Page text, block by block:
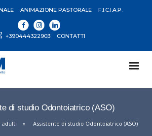
ANIMAZIONE PASTORALE F.I.C.I.A.P.
+390444322903 CONTATTI
di studio Odontoiatrico (ASO)
adulti Assistente di studio Odontoiatrico (ASO)